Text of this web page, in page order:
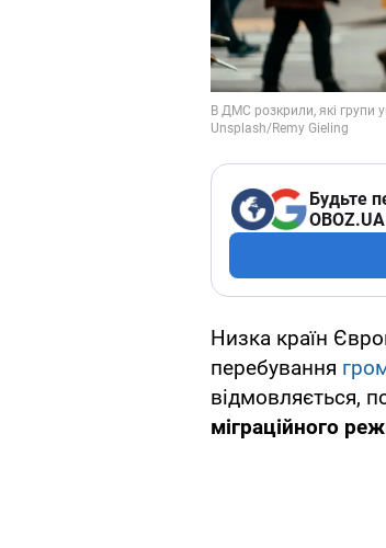
Будьте
Низка країн
перебування
відмовляється,
міграційного